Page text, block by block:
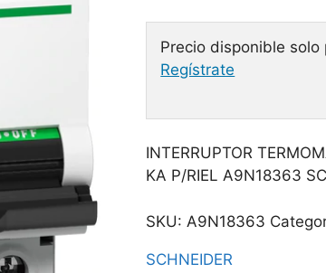
Precio disponible
Regístrate
INTERRUPTOR
KA P/RIEL A9N18363
SKU: A9N18363
SCHNEIDER